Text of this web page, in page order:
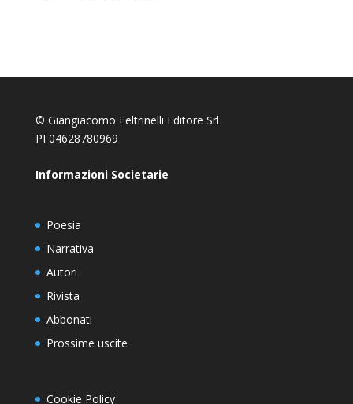
© Giangiacomo Feltrinelli Editore Srl
PI 04628780969
Informazioni Societarie
Poesia
Narrativa
Autori
Rivista
Abbonati
Prossime uscite
Cookie Policy